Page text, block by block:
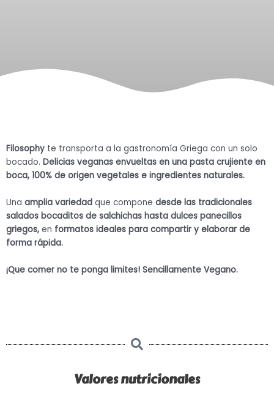
Filosophy te transporta a la gastronomía Griega con un solo
bocado. Delicias veganas envueltas en una pasta crujiente en
boca, 100% de origen vegetales e ingredientes naturales.
Una amplia variedad que compone desde las tradicionales
salados bocaditos de salchichas hasta dulces panecillos
griegos, en formatos ideales para compartir y elaborar de
forma rápida.
¡Que comer no te ponga limites! Sencillamente Vegano.
Valores nutricionales